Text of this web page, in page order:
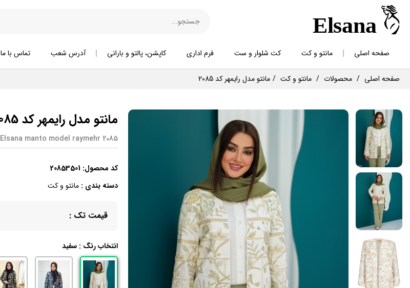
صفحه اصلی مانتو و کت کت شلوار و ست فرم اداری کاپشن، پالتو و بارانی آدرس شعب تماس با ما
صفحه اصلی محصولات مانتو و کت مانتو مدل رایمهر کد 2085
مانتو مدل رایمهر کد 2085
Elsana manto model raymehr 2085
کد محصول: 20853501
دسته بندی : مانتو و کت
قیمت تک :
انتخاب رنگ : سفید